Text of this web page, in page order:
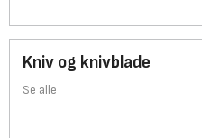
Kniv og knivblade
Se alle